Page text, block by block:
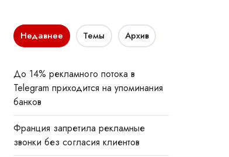
Недавнее Темы Архив
До 14% рекламного потока в
Telegram приходится на упоминания
банков
Франция запретила рекламные
звонки без согласия клиентов